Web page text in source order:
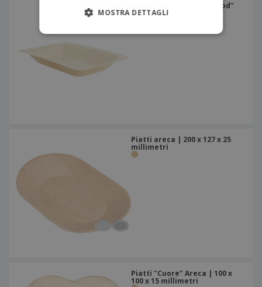
Vassoi rettangolari "Wood"
Wood | 195 x 140 x 30
Piatti areca | 200 x 127 x 25
millimetri
Piatti "Cuore" Areca | 100 x
100 x 15 millimetri
MOSTRA DETTAGLI